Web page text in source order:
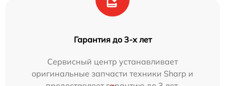
Гарантия до 3-х лет
Сервисный центр устанавливает
оригинальные запчасти техники Sharp и